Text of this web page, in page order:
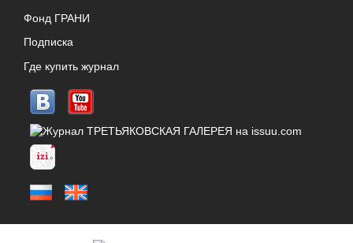
Фонд ГРАНИ
Подписка
Где купить журнал